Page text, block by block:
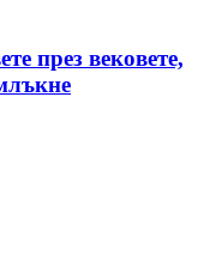
през вековете,